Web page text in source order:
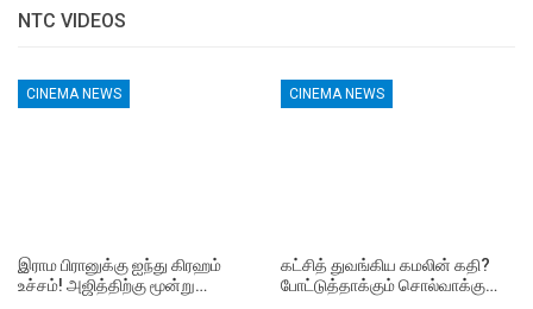
NTC VIDEOS
CINEMA NEWS
இராம பிரானுக்கு ஐந்து கிரஹம்
உச்சம்! அஜித்திற்கு மூன்று…
CINEMA NEWS
கட்சித் துவங்கிய கமலின் கதி?
போட்டுத்தாக்கும் சொல்வாக்கு…